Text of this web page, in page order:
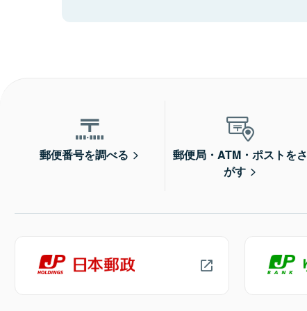
郵便番号を調べる
郵便局・ATM・ポストをさ
がす